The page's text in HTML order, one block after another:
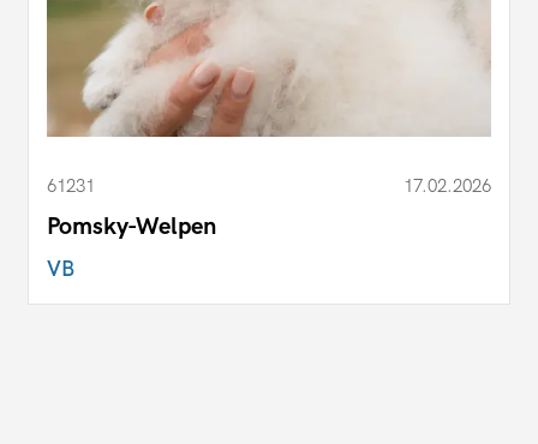
61231 17.02.2026
Pomsky-Welpen
VB